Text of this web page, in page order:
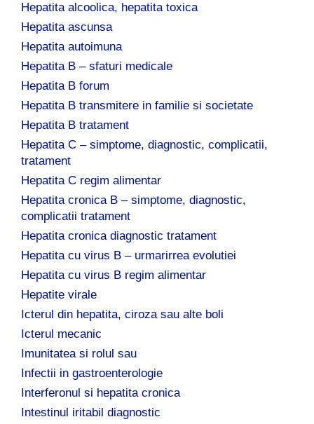
Hepatita alcoolica, hepatita toxica
Hepatita ascunsa
Hepatita autoimuna
Hepatita B – sfaturi medicale
Hepatita B forum
Hepatita B transmitere in familie si societate
Hepatita B tratament
Hepatita C – simptome, diagnostic, complicatii,
tratament
Hepatita C regim alimentar
Hepatita cronica B – simptome, diagnostic,
complicatii tratament
Hepatita cronica diagnostic tratament
Hepatita cu virus B – urmarirrea evolutiei
Hepatita cu virus B regim alimentar
Hepatite virale
Icterul din hepatita, ciroza sau alte boli
Icterul mecanic
Imunitatea si rolul sau
Infectii in gastroenterologie
Interferonul si hepatita cronica
Intestinul iritabil diagnostic